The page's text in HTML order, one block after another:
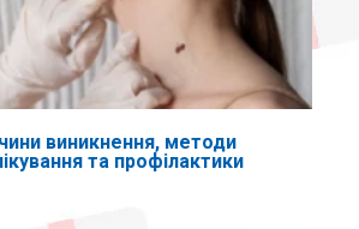
виникнення, методи
та профілактики